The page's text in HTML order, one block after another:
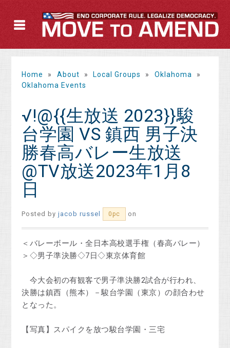
Home » About » Local Groups » Oklahoma
»
Oklahoma Events
√!@{{生放送 2023}}駿
台学園 VS 鎮西 男子決
勝春高バレー生放送
@TV放送2023年1月8
日
Posted byjacob russel 0pc on
＜バレーボール・全日本高校選手権（春高バレー）
＞◇男子準決勝◇7日◇東京体育館
今大会初の有観客で男子準決勝2試合が行われ、
決勝は鎮西（熊本）－駿台学園（東京）の顔合わせ
となった。
【写真】スパイクを放つ駿台学園・三宅